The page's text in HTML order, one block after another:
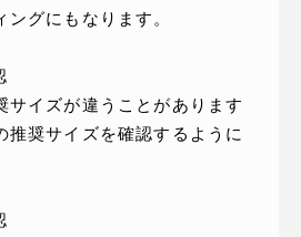
グにもなります。
サイズが違うことがあります
推奨サイズを確認するように